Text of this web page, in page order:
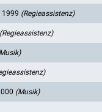
1999 (Regieassistenz)
(Regieassistenz)
(Musik)